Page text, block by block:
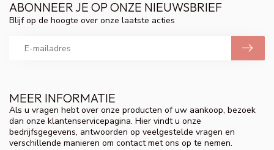
MEER INFORMATIE
Als u vragen hebt over onze producten of uw aankoop, bezoek
dan onze klantenservicepagina. Hier vindt u onze
bedrijfsgegevens, antwoorden op veelgestelde vragen en
verschillende manieren om contact met ons op te nemen.
ABONNEER JE OP ONZE NIEUWSBRIEF
Blijf op de hoogte over onze laatste acties